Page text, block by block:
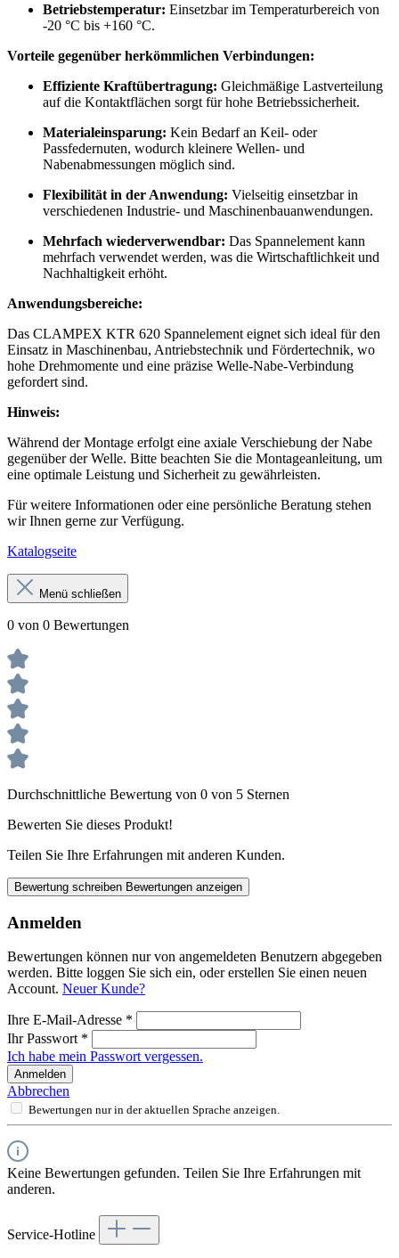
Betriebstemperatur: Einsetzbar im Temperaturbereich von
-20 °C bis +160 °C.
Vorteile gegenüber herkömmlichen Verbindungen:
Effiziente Kraftübertragung: Gleichmäßige Lastverteilung
auf die Kontaktflächen sorgt für hohe Betriebssicherheit.
Materialeinsparung: Kein Bedarf an Keil- oder
Passfedernuten, wodurch kleinere Wellen- und
Nabenabmessungen möglich sind.
Flexibilität in der Anwendung: Vielseitig einsetzbar in
verschiedenen Industrie- und Maschinenbauanwendungen.
Mehrfach wiederverwendbar: Das Spannelement kann
mehrfach verwendet werden, was die Wirtschaftlichkeit und
Nachhaltigkeit erhöht.
Anwendungsbereiche:
Das CLAMPEX KTR 620 Spannelement eignet sich ideal für den
Einsatz in Maschinenbau, Antriebstechnik und Fördertechnik, wo
hohe Drehmomente und eine präzise Welle-Nabe-Verbindung
gefordert sind.
Hinweis:
Während der Montage erfolgt eine axiale Verschiebung der Nabe
gegenüber der Welle. Bitte beachten Sie die Montageanleitung, um
eine optimale Leistung und Sicherheit zu gewährleisten.
Für weitere Informationen oder eine persönliche Beratung stehen
wir Ihnen gerne zur Verfügung.
Katalogseite
Menü schließen
0 von 0 Bewertungen
Durchschnittliche Bewertung von 0 von 5 Sternen
Bewerten Sie dieses Produkt!
Teilen Sie Ihre Erfahrungen mit anderen Kunden.
Bewertung schreiben Bewertungen anzeigen
Anmelden
Bewertungen können nur von angemeldeten Benutzern abgegeben
werden. Bitte loggen Sie sich ein, oder erstellen Sie einen neuen
Account. Neuer Kunde?
Ihre E-Mail-Adresse *
Ihr Passwort *
Ich habe mein Passwort vergessen.
Anmelden
Abbrechen
Bewertungen nur in der aktuellen Sprache anzeigen.
Keine Bewertungen gefunden. Teilen Sie Ihre Erfahrungen mit
anderen.
Service-Hotline